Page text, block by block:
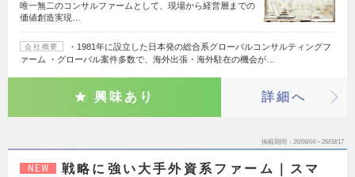
唯一無二のコンサルファームとして、現場から経営層までの
価値創造実現…
会社概要
・1981年に設立した日本発の総合系グローバルコンサルティングフ
ァーム ・グローバル案件多数で、海外出張・海外駐在の機会が…
興味あり 詳細へ
掲載期間 26/08/04～26/08/17
NEW
戦略に強い大手外資系ファーム｜スマ